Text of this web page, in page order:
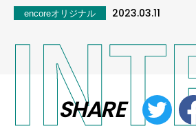
encoreオリジナル 2023.03.11
SHARE